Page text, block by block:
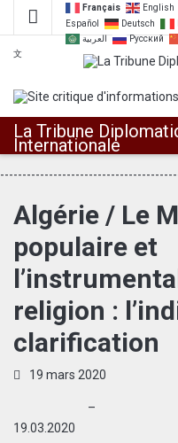
Français
English
Español
Deutsch
العربية
Русский
文
La Tribune
Internationale
Algérie / Le
populaire et
religion :
clarification
19 mars 2020
19.03.2020
–